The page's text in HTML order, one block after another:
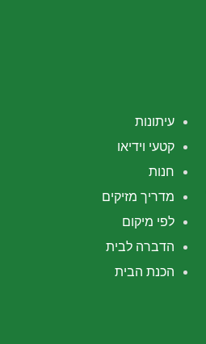
עיתונות
קטעי וידיאו
חנות
מדריך מזיקים
לפי מיקום
הדברה לבית
הכנת הבית